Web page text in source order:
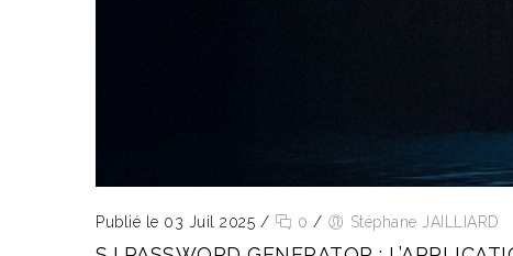
Publié le 03 Juil 2025 / 0 / Stéphane JAILLIARD